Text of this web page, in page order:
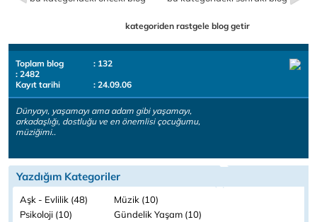
kategoriden rastgele blog getir
Toplam blog
: 132
: 2482
Kayıt tarihi
: 24.09.06
Dünyayı, yaşamayı ama adam gibi yaşamayı,
arkadaşlığı, dostluğu ve en önemlisi çocuğumu,
müziğimi..
Yazdığım Kategoriler
Aşk - Evlilik (48)
Müzik (10)
Psikoloji (10)
Gündelik Yaşam (10)